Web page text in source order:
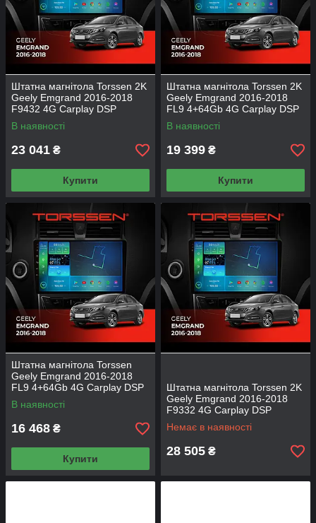
Штатна магнітола Torssen 2K
Geely Emgrand 2016-2018
F9432 4G Carplay DSP
В наявності
23 041 ₴
Купити
Штатна магнітола Torssen 2K
Geely Emgrand 2016-2018
FL9 4+64Gb 4G Carplay DSP
В наявності
19 399 ₴
Купити
Штатна магнітола Torssen
Geely Emgrand 2016-2018
FL9 4+64Gb 4G Carplay DSP
В наявності
16 468 ₴
Купити
Штатна магнітола Torssen 2K
Geely Emgrand 2016-2018
F9332 4G Carplay DSP
Немає в наявності
28 505 ₴